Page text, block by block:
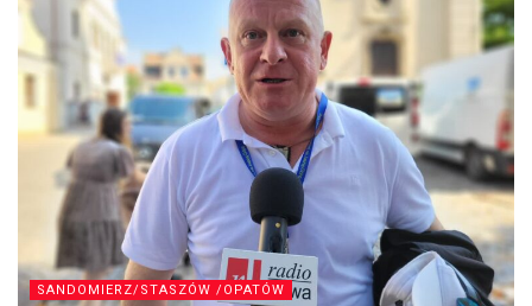
SANDOMIERZ/STASZÓW /OPATÓW